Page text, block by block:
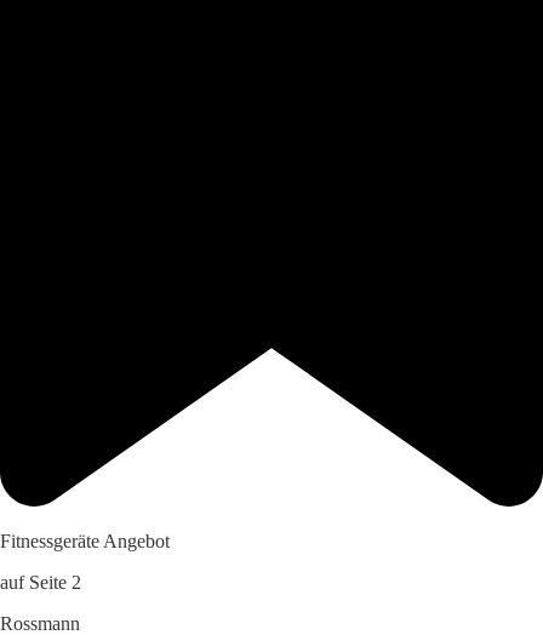
Fitnessgeräte Angebot
auf Seite 2
Rossmann